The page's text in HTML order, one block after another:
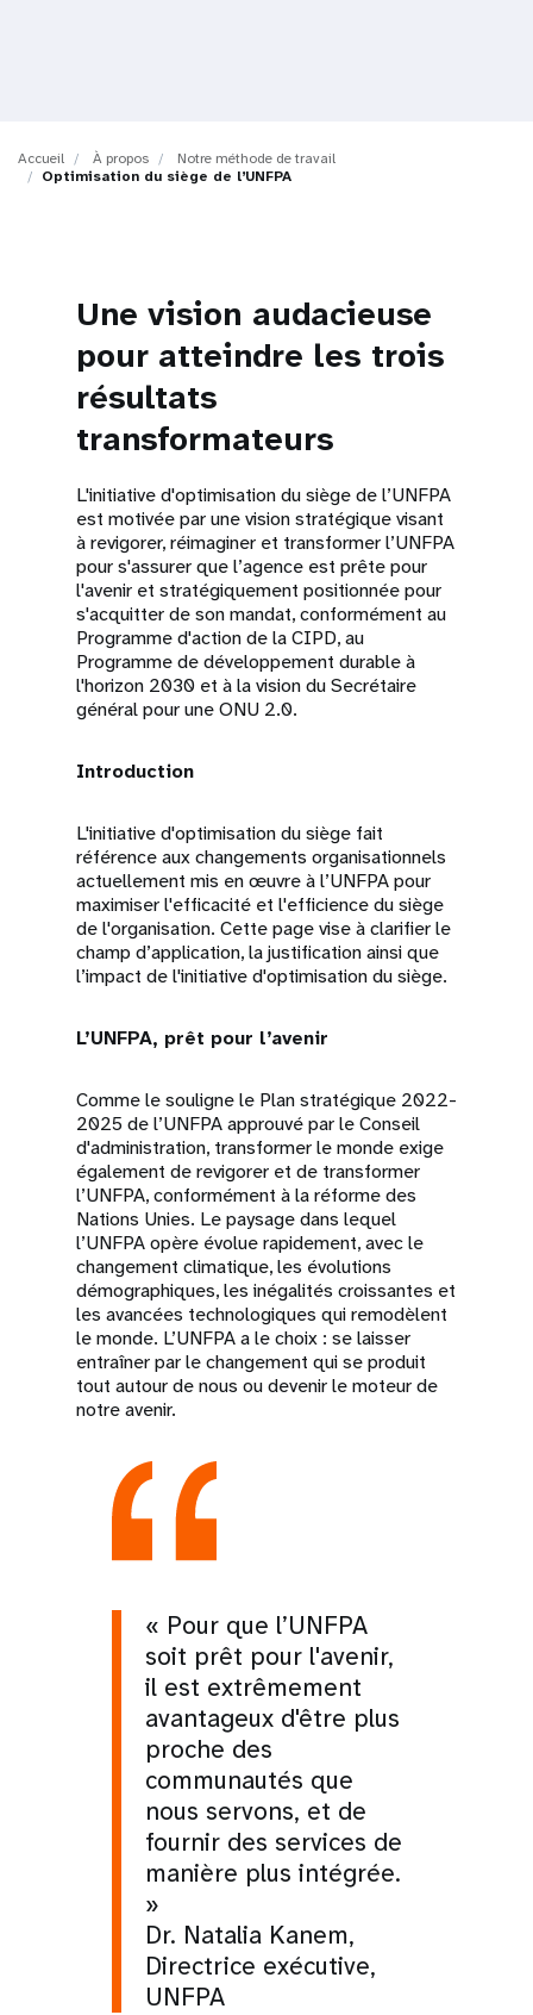
o
Accueil À propos
Notre méthode de travail
Optimisation du siège de l’UNFPA
Une vision audacieuse
pour atteindre les trois
résultats
transformateurs
L'initiative d'optimisation du siège de l’UNFPA
est motivée par une vision stratégique visant
à revigorer, réimaginer et transformer l’UNFPA
pour s'assurer que l’agence est prête pour
l'avenir et stratégiquement positionnée pour
s'acquitter de son mandat, conformément au
Programme d'action de la CIPD, au
Programme de développement durable à
l'horizon 2030 et à la vision du Secrétaire
général pour une ONU 2.0.
Introduction
L'initiative d'optimisation du siège fait
référence aux changements organisationnels
actuellement mis en œuvre à l’UNFPA pour
maximiser l'efficacité et l'efficience du siège
de l'organisation. Cette page vise à clarifier le
champ d’application, la justification ainsi que
l’impact de l'initiative d'optimisation du siège.
L’UNFPA, prêt pour l’avenir
Comme le souligne le Plan stratégique 2022-
2025 de l’UNFPA approuvé par le Conseil
d'administration, transformer le monde exige
également de revigorer et de transformer
l’UNFPA, conformément à la réforme des
Nations Unies. Le paysage dans lequel
l’UNFPA opère évolue rapidement, avec le
changement climatique, les évolutions
démographiques, les inégalités croissantes et
les avancées technologiques qui remodèlent
le monde. L’UNFPA a le choix : se laisser
entraîner par le changement qui se produit
tout autour de nous ou devenir le moteur de
notre avenir.
« Pour que l’UNFPA
soit prêt pour l'avenir,
il est extrêmement
avantageux d'être plus
proche des
communautés que
nous servons, et de
fournir des services de
manière plus intégrée.
»
Dr. Natalia Kanem,
Directrice exécutive,
UNFPA